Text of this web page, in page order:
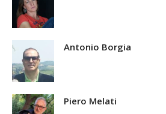
Antonio Borgia
Piero Melati